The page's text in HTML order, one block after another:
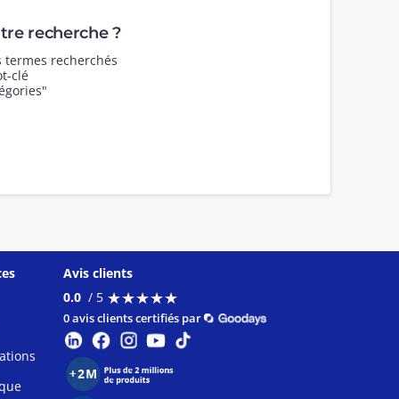
recherche ?
recherchés
clé
Avis clients
0.0 / 5 ★★★★★
★★★★★
0 avis clients certifiés par